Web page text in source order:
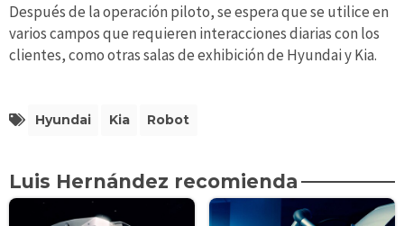
Después de la operación piloto, se espera que se utilice en
varios campos que requieren interacciones diarias con los
clientes, como otras salas de exhibición de Hyundai y Kia.
Hyundai Kia Robot
Luis Hernández recomienda